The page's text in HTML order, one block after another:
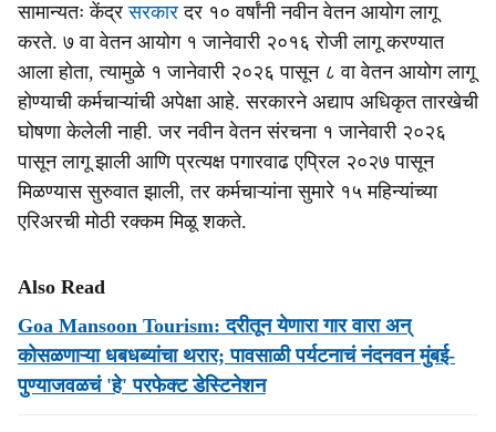
सामान्यतः केंद्रसरकारदर १० वर्षांनी नवीन वेतन आयोग लागू
करते. ७ वा वेतन आयोग १ जानेवारी २०१६ रोजी लागू करण्यात
आला होता, त्यामुळे १ जानेवारी २०२६ पासून ८ वा वेतन आयोग लागू
होण्याची कर्मचाऱ्यांची अपेक्षा आहे. सरकारने अद्याप अधिकृत तारखेची
घोषणा केलेली नाही. जर नवीन वेतन संरचना १ जानेवारी २०२६
पासून लागू झाली आणि प्रत्यक्ष पगारवाढ एप्रिल २०२७ पासून
मिळण्यास सुरुवात झाली, तर कर्मचाऱ्यांना सुमारे १५ महिन्यांच्या
एरिअरची मोठी रक्कम मिळू शकते.
Also Read
Goa Mansoon Tourism: दरीतून येणारा गार वारा अन्
कोसळणाऱ्या धबधब्यांचा थरार; पावसाळी पर्यटनाचं नंदनवन मुंबई-
पुण्याजवळचं 'हे' परफेक्ट डेस्टिनेशन